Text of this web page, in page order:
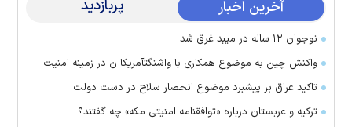
آخرین اخبار پربازدید
نوجوان ۱۲ ساله در میبد غرق شد
واکنش چین به موضوع همکاری با واشنگتآمریکا ن در زمینه امنیت
تاکید عراق بر پیشبرد موضوع انحصار سلاح در دست دولت
ترکیه و عربستان درباره «توافقنامه امنیتی مکه» چه گفتند؟